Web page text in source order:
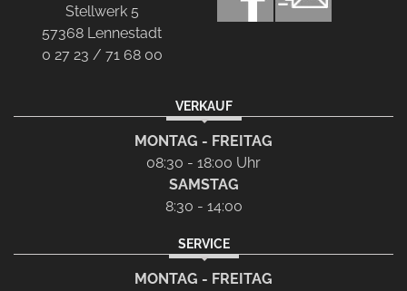
Stellwerk 5
57368 Lennestadt
0 27 23 / 71 68 00
VERKAUF
MONTAG - FREITAG
08:30 - 18:00 Uhr
SAMSTAG
8:30 - 14:00
SERVICE
MONTAG - FREITAG